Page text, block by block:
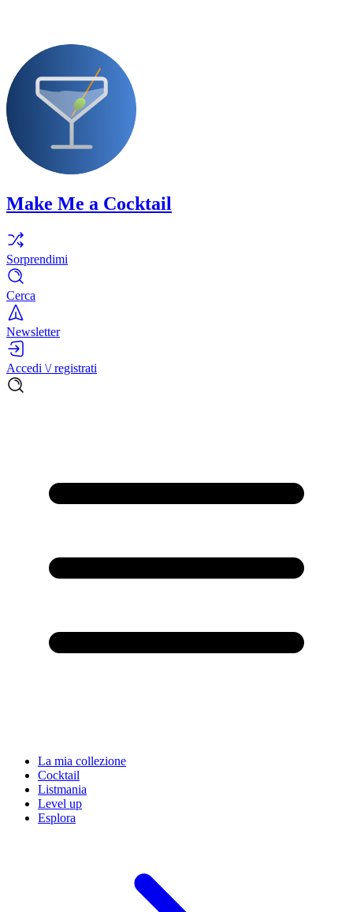
Make Me a Cocktail
Sorprendimi
Cerca
Newsletter
Accedi \/ registrati
La mia collezione
Cocktail
Listmania
Level up
Esplora